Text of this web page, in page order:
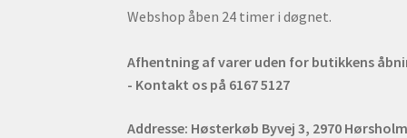
Webshop åben 24 timer i døgnet.
Afhentning af varer uden for butikkens
- Kontakt os på 6167 5127
Addresse: Høsterkøb Byvej 3, 2970 Hørsholm